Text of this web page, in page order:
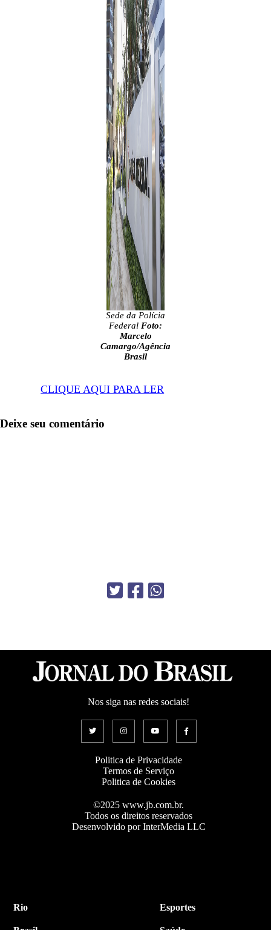
Sede da Polícia
Federal Foto:
Marcelo
Camargo/Agência
Brasil
CLIQUE AQUI PARA LER
Deixe seu comentário
Nos siga nas redes sociais!
Politica de Privacidade
Termos de Serviço
Politica de Cookies
©2025 www.jb.com.br.
Todos os direitos reservados
Desenvolvido por InterMedia LLC
Rio Esportes